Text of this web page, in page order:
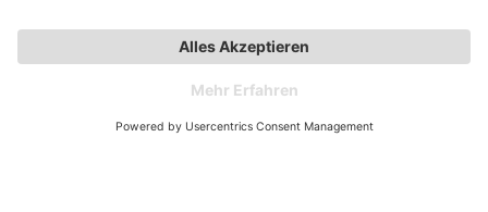
Affiliate-Partner­programm